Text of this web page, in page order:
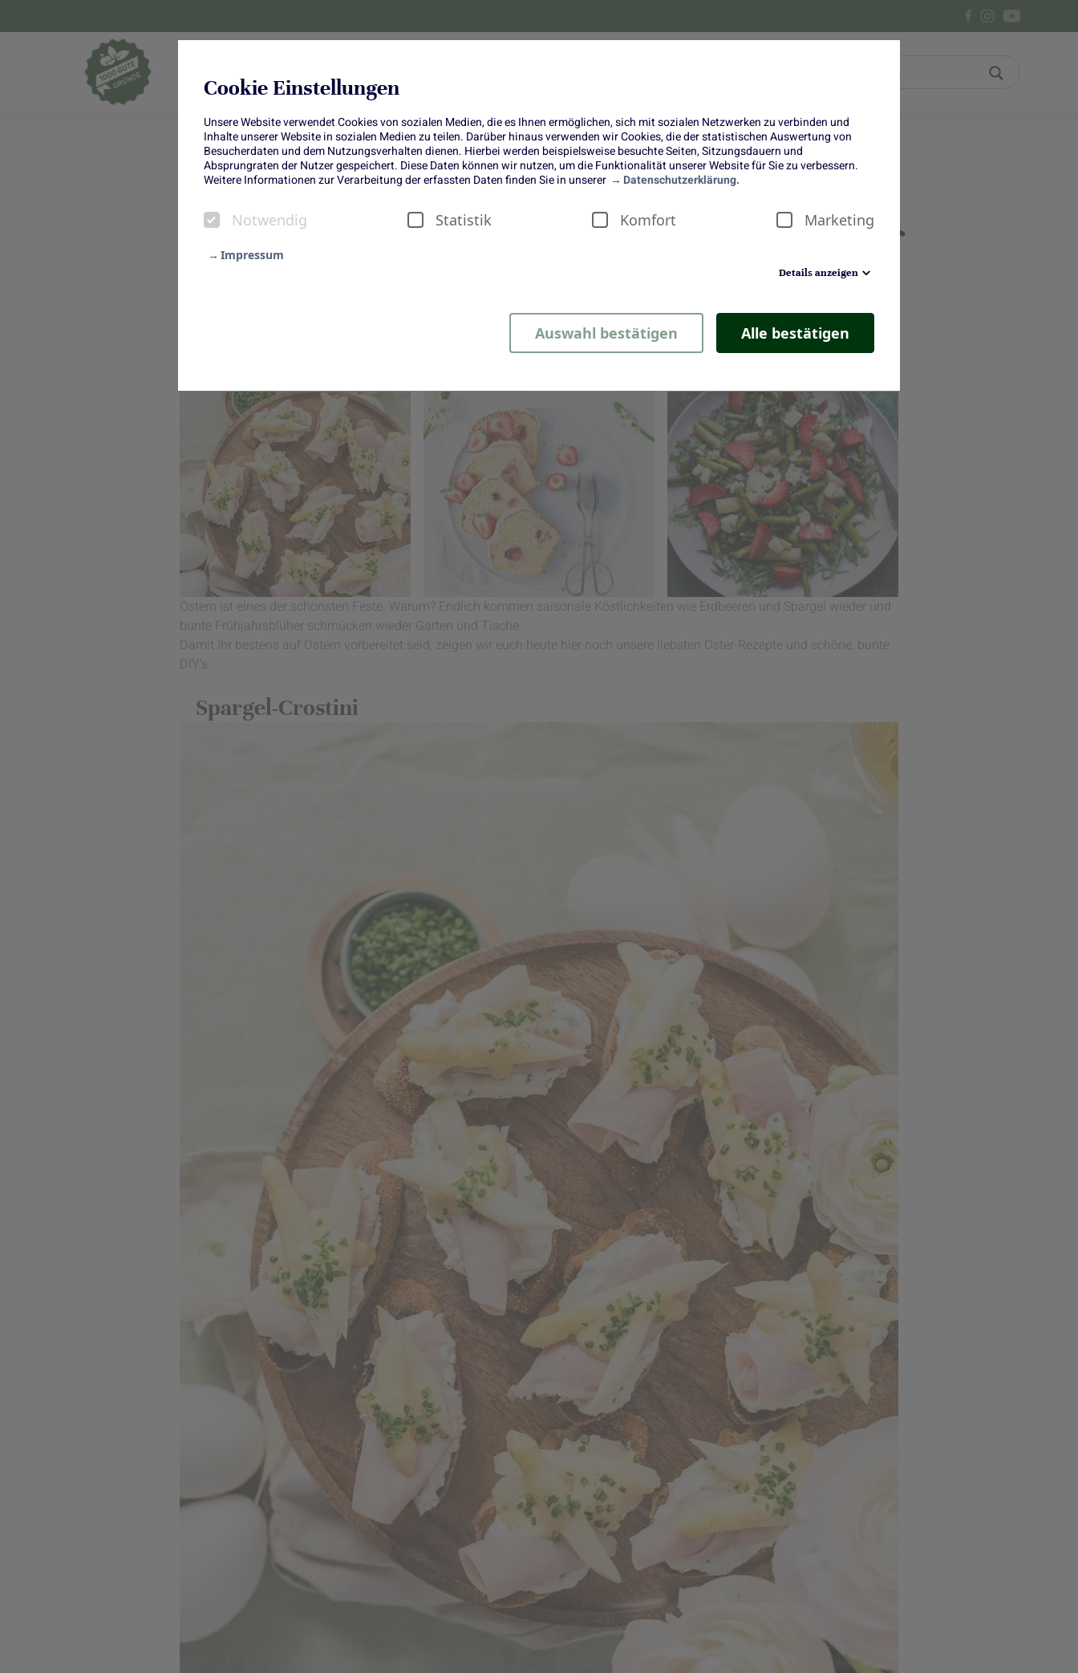
Cookie Einstellungen
Unsere Website verwendet Cookies von sozialen Medien, die es Ihnen ermöglichen, sich mit sozialen Netzwerken zu verbinden und
Inhalte unserer Website in sozialen Medien zu teilen. Darüber hinaus verwenden wir Cookies, die der statistischen Auswertung von
Besucherdaten und dem Nutzungsverhalten dienen. Hierbei werden beispielsweise besuchte Seiten, Sitzungsdauern und
Absprungraten der Nutzer gespeichert. Diese Daten können wir nutzen, um die Funktionalität unserer Website für Sie zu verbessern.
Weitere Informationen zur Verarbeitung der erfassten Daten finden Sie in unserer
Datenschutzerklärung.
Notwendig Statistik Komfort Marketing
Impressum
Details anzeigen
Marketing
Auswahl bestätigen Alle bestätigen
Ostern: Rezepte & DIY's
Ostern ist eines der schönsten Feste. Warum? Endlich kommen saisonale Köstlichkeiten wie Erdbeeren und Spargel wieder und
bunte Frühjahrsblüher schmücken wieder Gärten und Tische.
Damit Ihr bestens auf Ostern vorbereitet seid, zeigen wir euch heute hier noch unsere liebsten Oster-Rezepte und schöne, bunte
DIY's.
Spargel-Crostini